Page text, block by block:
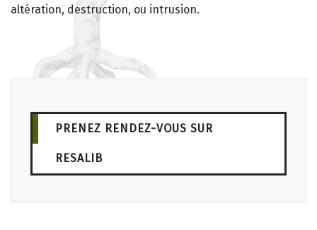
altération, destruction, ou intrusion.
PRENEZ RENDEZ-VOUS SUR
RESALIB